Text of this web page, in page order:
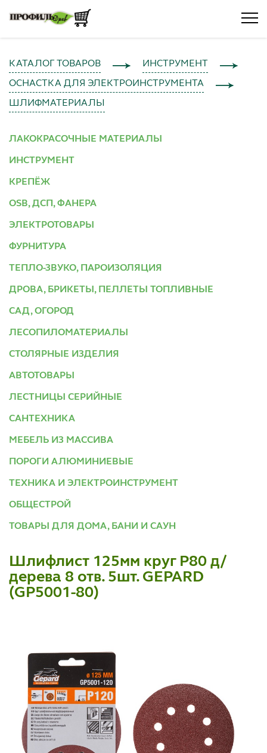
КАТАЛОГ ТОВАРОВ ИНСТРУМЕНТ
ОСНАСТКА ДЛЯ ЭЛЕКТРОИНСТРУМЕНТА
ШЛИФМАТЕРИАЛЫ
ЛАКОКРАСОЧНЫЕ МАТЕРИАЛЫ
ИНСТРУМЕНТ
КРЕПЁЖ
OSB, ДСП, ФАНЕРА
ЭЛЕКТРОТОВАРЫ
ФУРНИТУРА
ТЕПЛО-ЗВУКО, ПАРОИЗОЛЯЦИЯ
ДРОВА, БРИКЕТЫ, ПЕЛЛЕТЫ ТОПЛИВНЫЕ
САД, ОГОРОД
ЛЕСОПИЛОМАТЕРИАЛЫ
СТОЛЯРНЫЕ ИЗДЕЛИЯ
АВТОТОВАРЫ
ЛЕСТНИЦЫ СЕРИЙНЫЕ
САНТЕХНИКА
МЕБЕЛЬ ИЗ МАССИВА
ПОРОГИ АЛЮМИНИЕВЫЕ
ТЕХНИКА И ЭЛЕКТРОИНСТРУМЕНТ
ОБЩЕСТРОЙ
ТОВАРЫ ДЛЯ ДОМА, БАНИ И САУН
Шлифлист 125мм круг Р80 д/
дерева 8 отв. 5шт. GEPARD
(GP5001-80)